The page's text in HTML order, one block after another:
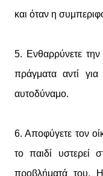
και όταν η
5. Ενθαρρύνετε την
πράγματα αντί
αυτοδύναμο.
6. Αποφύγετε τον
το παιδί υστερεί
προβλήματά του. Η